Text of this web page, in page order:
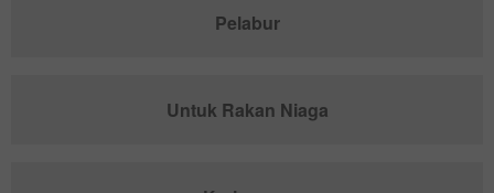
Pelabur
Untuk Rakan Niaga